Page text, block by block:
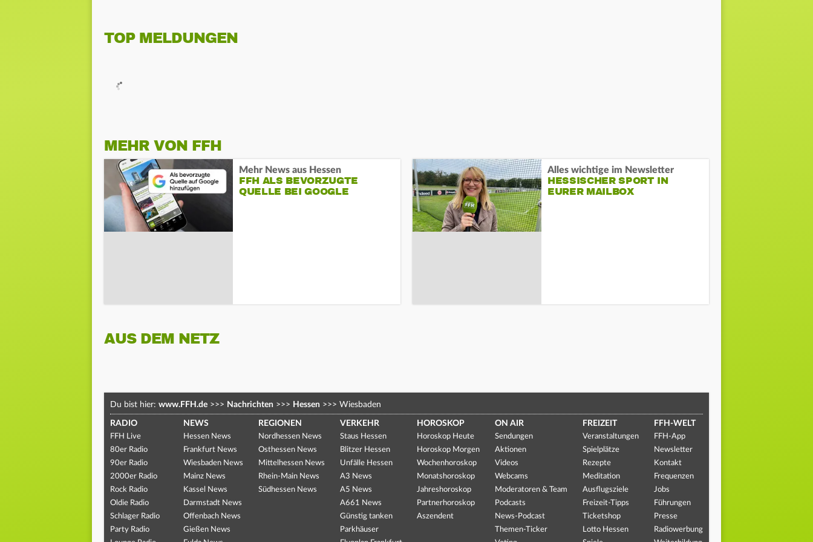
TOP MELDUNGEN
MEHR VON FFH
Mehr News aus Hessen
FFH ALS BEVORZUGTE
QUELLE BEI GOOGLE
Alles wichtige im Newsletter
HESSISCHER SPORT IN
EURER MAILBOX
AUS DEM NETZ
Du bist hier: www.FFH.de >>> Nachrichten >>> Hessen >>> Wiesbaden
RADIO
FFH Live
80er Radio
90er Radio
2000er Radio
Rock Radio
Oldie Radio
Schlager Radio
Party Radio
NEWS
Hessen News
Frankfurt News
Wiesbaden News
Mainz News
Kassel News
Darmstadt News
Offenbach News
Gießen News
REGIONEN
Nordhessen News
Osthessen News
Mittelhessen News
Rhein-Main News
Südhessen News
VERKEHR
Staus Hessen
Blitzer Hessen
Unfälle Hessen
A3 News
A5 News
A661 News
Günstig tanken
Parkhäuser
HOROSKOP
Horoskop Heute
Horoskop Morgen
Wochenhoroskop
Monatshoroskop
Jahreshoroskop
Partnerhoroskop
Aszendent
ON AIR
Sendungen
Aktionen
Videos
Webcams
Moderatoren & Team
Podcasts
News-Podcast
Themen-Ticker
FREIZEIT
Veranstaltungen
Spielplätze
Rezepte
Meditation
Ausflugsziele
Freizeit-Tipps
Ticketshop
Lotto Hessen
FFH-WELT
FFH-App
Newsletter
Kontakt
Frequenzen
Jobs
Führungen
Presse
Radiowerbung